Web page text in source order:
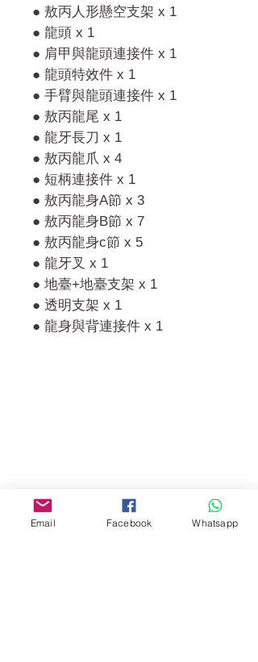
● 敖丙人形懸空支架 x 1
● 龍頭 x 1
● 肩甲與龍頭連接件 x 1
● 龍頭特效件 x 1
● 手臂與龍頭連接件 x 1
● 敖丙龍尾 x 1
● 龍牙長刀 x 1
● 敖丙龍爪 x 4
● 短柄連接件 x 1
● 敖丙龍身A節 x 3
● 敖丙龍身B節 x 7
● 敖丙龍身c節 x 5
● 龍牙叉 x 1
● 地臺+地臺支架 x 1
● 透明支架 x 1
● 龍身與背連接件 x 1
Email Facebook Whatsapp